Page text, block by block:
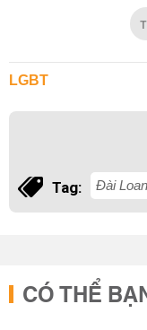
LGBT
Tag: Đài Loan
CÓ THỂ